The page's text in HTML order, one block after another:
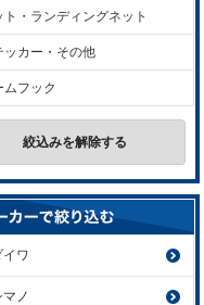
ト・ランディングネット
ッカー・その他
ムフック
絞込みを解除する
イワ
マノ